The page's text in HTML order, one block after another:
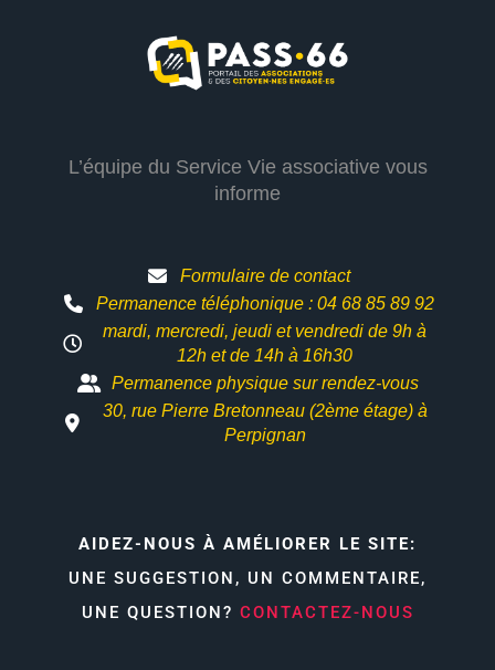
L’équipe du Service Vie associative vous
informe
Formulaire de contact
Permanence téléphonique : 04 68 85 89 92
mardi, mercredi, jeudi et vendredi de 9h à
12h etde 14h à 16h30
Permanence physique sur rendez-vous
30, rue Pierre Bretonneau (2ème étage) à
Perpignan
AIDEZ-NOUS À AMÉLIORER LE SITE:
UNE SUGGESTION, UN COMMENTAIRE,
UNE QUESTION? CONTACTEZ-NOUS